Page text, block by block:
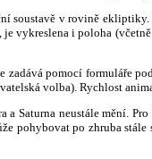
soustavě v rovině
vykreslena i poloha
pomocí formuláře
volba). Rychlost
Saturna neustále mění.
pohybovat po zhruba